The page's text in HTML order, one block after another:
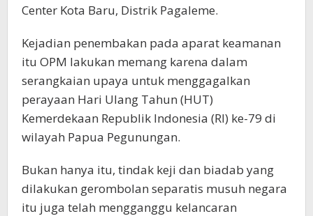
Center Kota Baru, Distrik Pagaleme.
Kejadian penembakan pada aparat keamanan
itu OPM lakukan memang karena dalam
serangkaian upaya untuk menggagalkan
perayaan Hari Ulang Tahun (HUT)
Kemerdekaan Republik Indonesia (RI) ke-79 di
wilayah Papua Pegunungan.
Bukan hanya itu, tindak keji dan biadab yang
dilakukan gerombolan separatis musuh negara
itu juga telah mengganggu kelancaran